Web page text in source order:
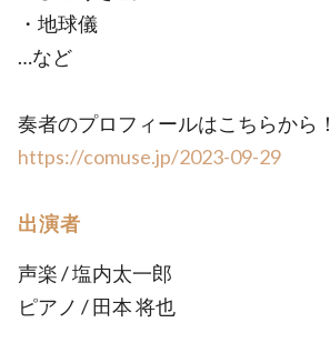
・地球儀
…など
奏者のプロフィールはこちらから！
https://comuse.jp/2023-09-29
出演者
声楽 / 塩内太一郎
ピアノ / 田本 将也